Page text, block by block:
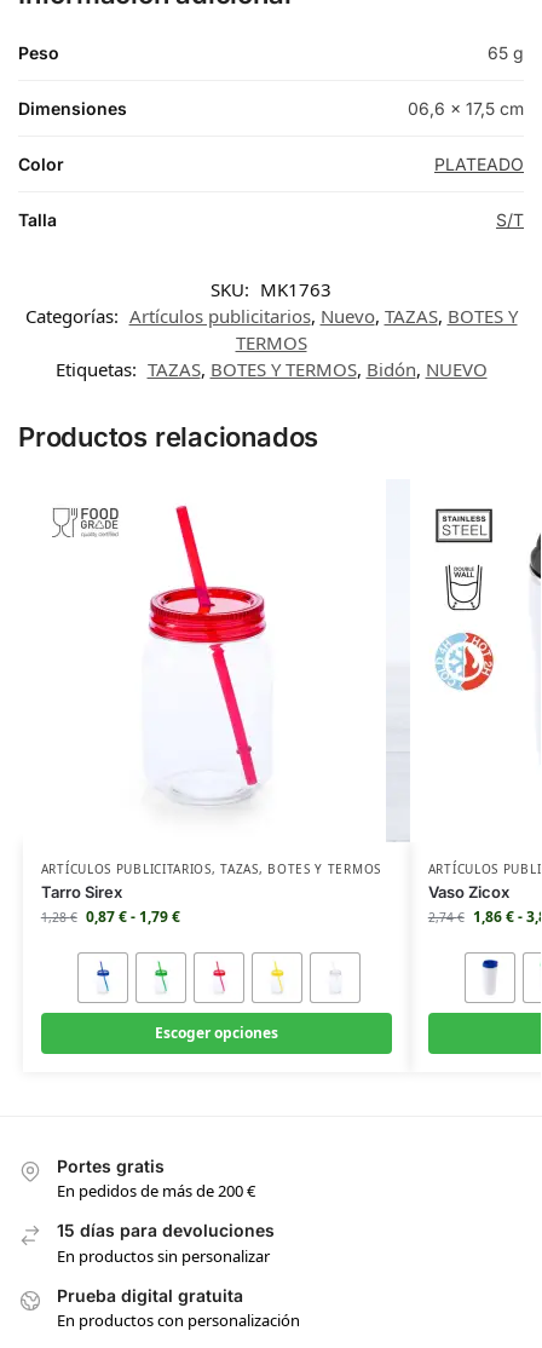
Peso 65 g
Dimensiones 06,6 × 17,5 cm
Color PLATEADO
Talla S/T
SKU: MK1763
Categorías: Artículos publicitarios, Nuevo, TAZAS, BOTES Y
TERMOS
Etiquetas: TAZAS, BOTES Y TERMOS, Bidón, NUEVO
Productos relacionados
ARTÍCULOS PUBLICITARIOS,TAZAS, BOTES Y TERMOS
Tarro Sirex
1,28€ 0,87€- 1,79€
Escoger opciones
ARTÍCULOS
Vaso Zicox
2,74€ 1,86€-
Portes gratis
En pedidos de más de 200 €
15 días para devoluciones
En productos sin personalizar
Prueba digital gratuita
En productos con personalización